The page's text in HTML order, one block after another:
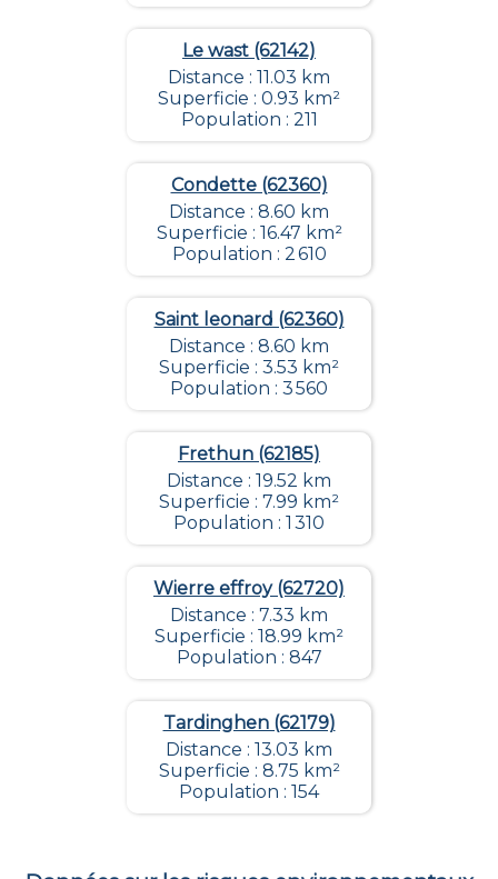
Le wast (62142)
Distance : 11.03 km
Superficie : 0.93 km²
Population : 211
Condette (62360)
Distance : 8.60 km
Superficie : 16.47 km²
Population : 2 610
Saint leonard (62360)
Distance : 8.60 km
Superficie : 3.53 km²
Population : 3 560
Frethun (62185)
Distance : 19.52 km
Superficie : 7.99 km²
Population : 1 310
Wierre effroy (62720)
Distance : 7.33 km
Superficie : 18.99 km²
Population : 847
Tardinghen (62179)
Distance : 13.03 km
Superficie : 8.75 km²
Population : 154